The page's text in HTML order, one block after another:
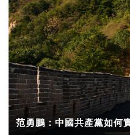
范勇鵬：中國共產黨如何